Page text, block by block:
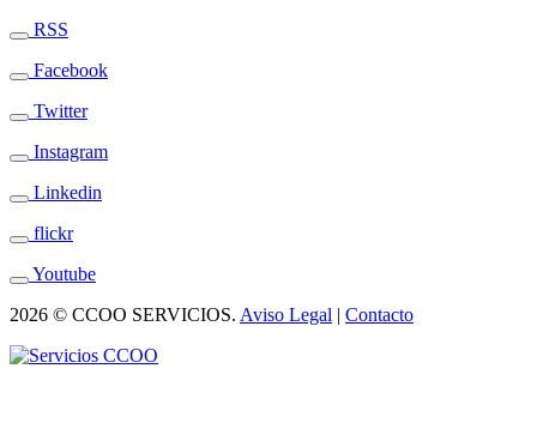
RSS
Facebook
Twitter
Instagram
Linkedin
flickr
Youtube
2026 © CCOO SERVICIOS. Aviso Legal | Contacto